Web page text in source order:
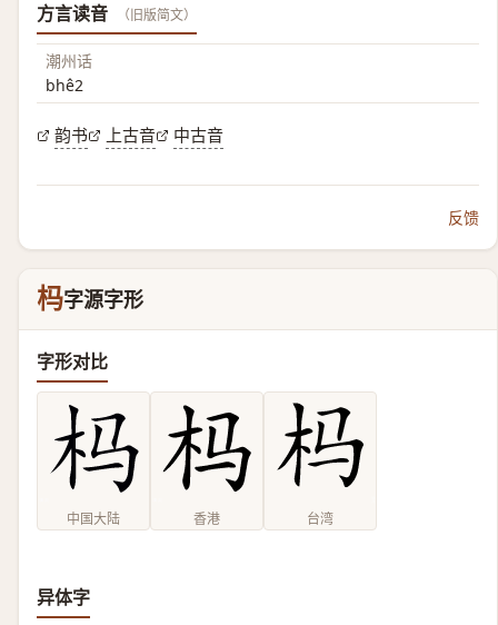
方言读音 （旧版简文）
潮州话
bhê2
韵书 上古音 中古音
反馈
杩字源字形
字形对比
中国大陆 香港 台湾
异体字